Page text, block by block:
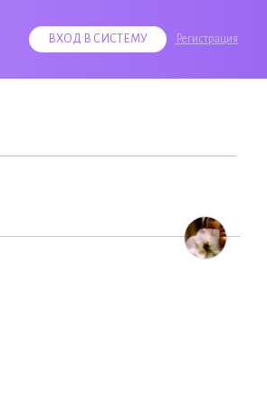
ВХОД В СИСТЕМУ Регистрация